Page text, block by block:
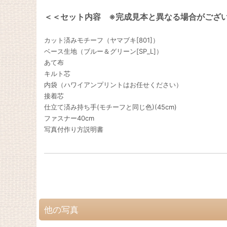
＜＜セット内容 ※完成見本と異なる場合がござ
カット済みモチーフ（ヤマブキ[801]）
ベース生地（ブルー＆グリーン[SP_L]）
あて布
キルト芯
内袋（ハワイアンプリントはお任せください）
接着芯
仕立て済み持ち手(モチーフと同じ色)(45cm)
ファスナー40cm
写真付作り方説明書
他の写真